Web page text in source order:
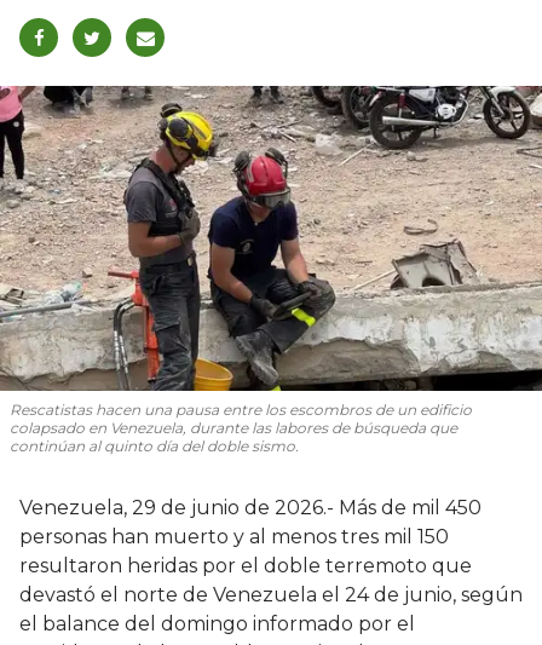
Rescatistas hacen una pausa entre los escombros de un edificio
colapsado en Venezuela, durante las labores de búsqueda que
continúan al quinto día del doble sismo.
Venezuela, 29 de junio de 2026.- Más de mil 450
personas han muerto y al menos tres mil 150
resultaron heridas por el doble terremoto que
devastó el norte de Venezuela el 24 de junio, según
el balance del domingo informado por el